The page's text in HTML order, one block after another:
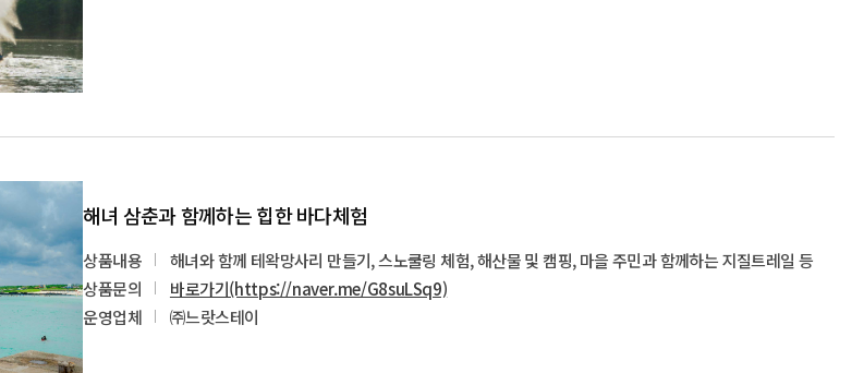
해녀 삼춘과 함께하는 힙한 바다체험
상품내용
해녀와 함께 테왁망사리 만들기, 스노쿨링 체험, 해산물 및 캠핑, 마을 주민과 함께하는 지질트레일 등
상품문의
바로가기(https://naver.me/G8suLSq9)
운영업체
㈜느랏스테이